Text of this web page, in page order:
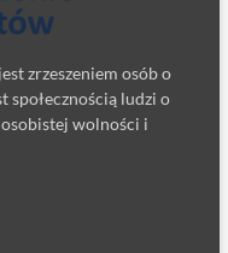
zrzeszeniem osób o
społecznością ludzi o
wolności i